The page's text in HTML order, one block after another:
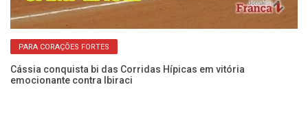
PARA CORAÇÕES FORTES
Cássia conquista bi das Corridas Hípicas em vitória
emocionante contra Ibiraci